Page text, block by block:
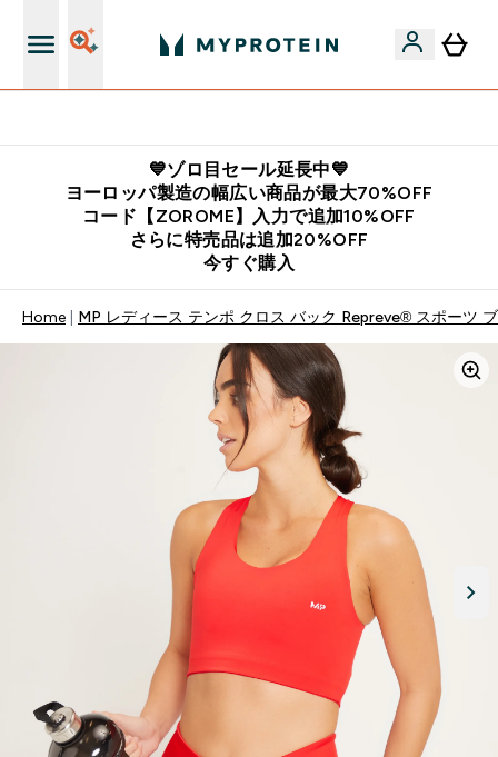
💙ゾロ目セール延長中💙
ヨーロッパ製造の幅広い商品が最大70%OFF
コード【ZOROME】入力で追加10%OFF
さらに特売品は追加20%OFF
今すぐ購入
Home MP レディース テンポ クロス バック Repreve® スポーツ